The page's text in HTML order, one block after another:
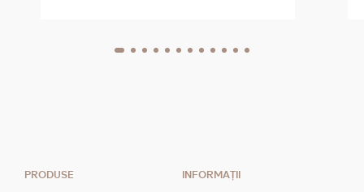
PRODUSE INFORMAȚII